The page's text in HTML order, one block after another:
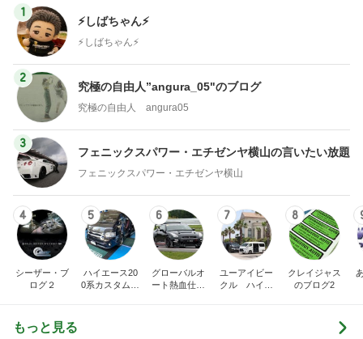
1
⚡️しばちゃん⚡
⚡️しばちゃん⚡️
2
究極の自由人”angura_05"のブログ
究極の自由人 angura05
3
フェニックスパワー・エチゼンヤ横山の言いたい放題
フェニックスパワー・エチゼンヤ横山
4
シーザー・ブ
ログ２
5
ハイエース20
0系カスタム車
6
グローバルオ
ート熱血仕入
7
ユーアイビー
クル ハイエ
8
クレイジャス
のブログ2
もっと見る